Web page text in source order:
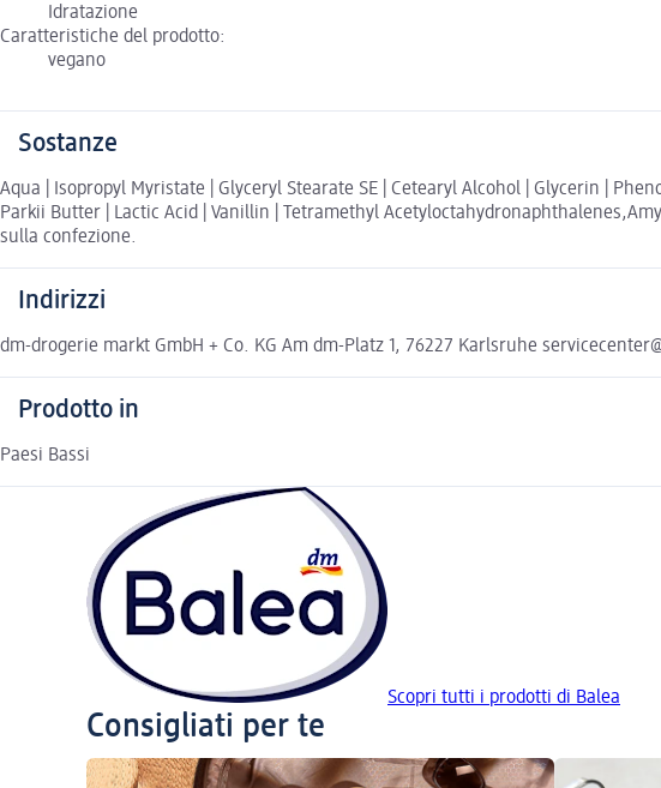
Idratazione
Caratteristiche del prodotto:
vegano
Sostanze
Aqua | Isopropyl Myristate | Glyceryl Stearate SE | Cetearyl Alcohol | Glycerin |
Parkii Butter | Lactic Acid | Vanillin | Tetramethyl
sulla confezione.
Indirizzi
dm-drogerie markt GmbH + Co. KG Am dm-Platz 1, 76227 Karlsruhe
Prodotto in
Paesi Bassi
Scopri tutti i prodotti di Balea
Consigliati per te